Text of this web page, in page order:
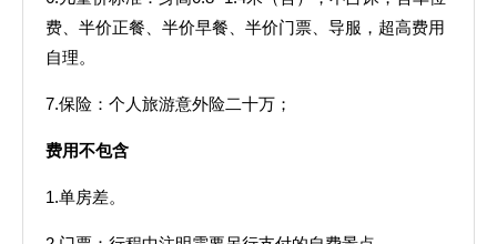
费、半价正餐、半价早餐、半价门票、导服，超高费用
自理。
7.保险：个人旅游意外险二十万；
费用不包含
1.单房差。